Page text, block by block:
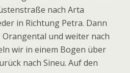
nach Arta
in Richtung Petra. Dann
und weiter nach
wir in einem Bogen über
nach Sineu. Auf den